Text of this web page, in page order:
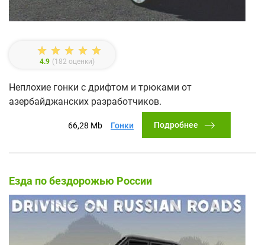
4.9 (182 оценки)
Неплохие гонки с дрифтом и трюками от
азербайджанских разработчиков.
66,28 Mb Гонки Подробнее
Езда по бездорожью России